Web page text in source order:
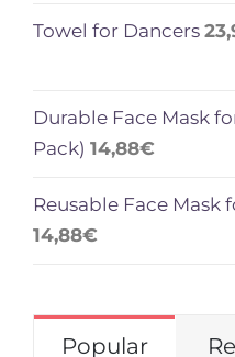
Towel for Dancers
Durable Face Mask
Pack) 14,88€
Reusable Face Mask
14,88€
Popular